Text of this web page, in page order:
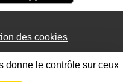
des cookies
donne le contrôle sur ceux